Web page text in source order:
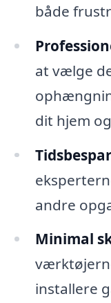
både
at vælge
dit hjem
andre
Minimal
installere